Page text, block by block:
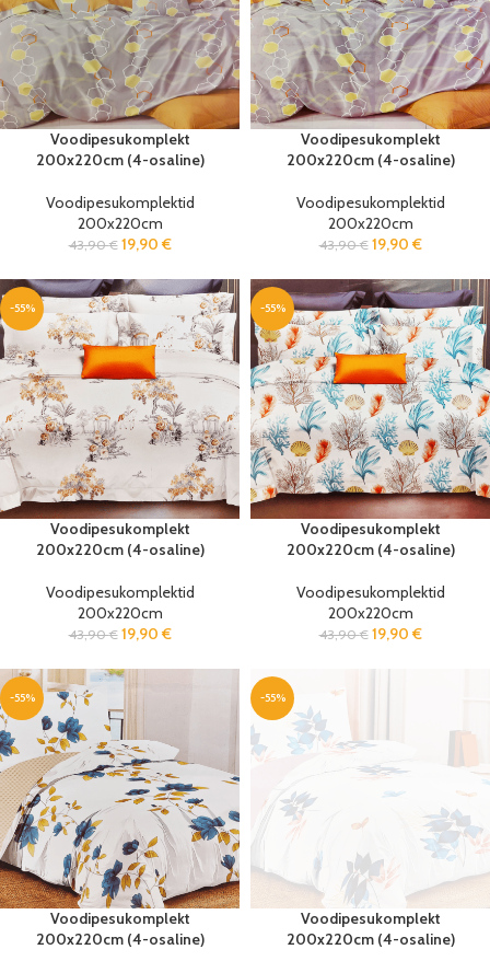
Voodipesukomplekt
200x220cm (4-osaline)
Voodipesukomplektid
200x220cm
43,90€ 19,90 €
Voodipesukomplekt
200x220cm (4-osaline)
Voodipesukomplektid
200x220cm
43,90€ 19,90 €
-55%
Voodipesukomplekt
200x220cm (4-osaline)
Voodipesukomplektid
200x220cm
43,90€ 19,90 €
-55%
Voodipesukomplekt
200x220cm (4-osaline)
Voodipesukomplektid
200x220cm
43,90€ 19,90 €
-55%
Voodipesukomplekt
200x220cm (4-osaline)
-55%
Voodipesukomplekt
200x220cm (4-osaline)